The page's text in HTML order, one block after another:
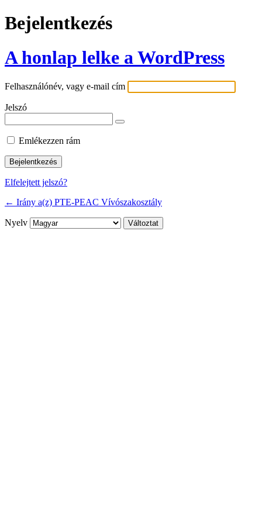
Bejelentkezés
A honlap lelke a WordPress
Felhasználónév, vagy e-mail cím
Jelszó
Emlékezzen rám
Elfelejtett jelszó?
← Irány a(z) PTE-PEAC Vívószakosztály
Nyelv